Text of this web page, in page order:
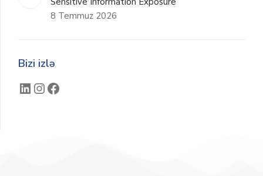
8 Temmuz 2026
Bizi izlə